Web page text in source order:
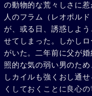
の動物的な荒々しさに
人のフラム（レオポル
が、或る日、誘惑しよ
せてしまった。しかし
がいた。二年前に父が
照的な気の弱い男のた
しカイルも強くおし通
くしておくことに良心